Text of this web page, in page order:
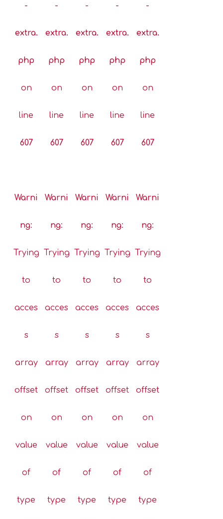
-
extra.
php
on
line
607
Warni
ng:
Trying
to
acces
s
array
offset
on
value
of
type
-
extra.
php
on
line
607
Warni
ng:
Trying
to
acces
s
array
offset
on
value
of
type
-
extra.
php
on
line
607
Warni
ng:
Trying
to
acces
s
array
offset
on
value
of
type
-
extra.
php
on
line
607
Warni
ng:
Trying
to
acces
s
array
offset
on
value
of
type
-
extra.
php
on
line
607
Warni
ng:
Trying
to
acces
s
array
offset
on
value
of
type